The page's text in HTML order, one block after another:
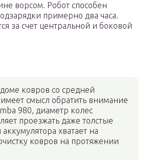
ворсом. Робот способен
примерно два часа.
за счет центральной и боковой
ковров со средней
смысл обратить внимание
980, диаметр колес
проезжать даже толстые
хватает на
ковров на протяжении